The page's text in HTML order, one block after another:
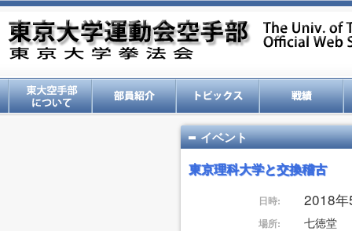
イベント
東京理科大学と交換稽古
日時: 2018
場所: 七徳堂